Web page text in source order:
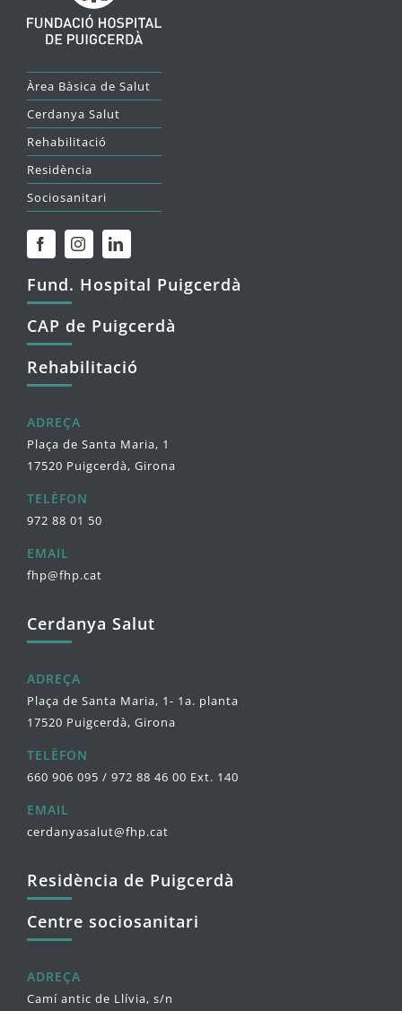
Àrea Bàsica de Salut
Cerdanya Salut
Rehabilitació
Residència
Sociosanitari
Fund. Hospital Puigcerdà
CAP de Puigcerdà
Rehabilitació
ADREÇA
Plaça de Santa Maria, 1
17520 Puigcerdà, Girona
TELÈFON
972 88 01 50
EMAIL
fhp@fhp.cat
Cerdanya Salut
ADREÇA
Plaça de Santa Maria, 1- 1a. planta
17520 Puigcerdà, Girona
TELÈFON
660 906 095 / 972 88 46 00 Ext. 140
EMAIL
cerdanyasalut@fhp.cat
Residència de Puigcerdà
Centre sociosanitari
ADREÇA
Camí antic de Llívia, s/n